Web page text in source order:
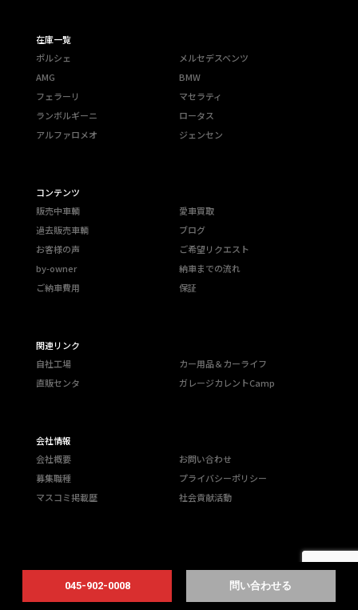
045-902-0008 問い合わせる
在庫一覧
ポルシェ
メルセデスベンツ
AMG
BMW
フェラーリ
マセラティ
ランボルギーニ
ロータス
アルファロメオ
ジェンセン
コンテンツ
販売中車輌
愛車買取
過去販売車輌
ブログ
お客様の声
ご希望リクエスト
by-owner
納車までの流れ
ご納車費用
保証
関連リンク
自社工場
カー用品＆カーライフ
直販センタ
ガレージカレントCamp
会社情報
会社概要
お問い合わせ
募集職種
プライバシーポリシー
マスコミ掲載歴
社会貢献活動
FOLLOW US